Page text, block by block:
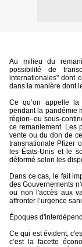
Au milieu du
possibilité de
internationales" dont
dans la manière dont
Ce qu’on appelle
pendant la pandémie
région–ou sous-
ce remaniement. Les
vente ou du don de
transnationale Pfizer
les États-Unis et le
déformé selon les
Dans ce cas, le fait
des Gouvernements
ou non l'accès aux
affronter l’urgence
Époques
Ce qui est évident,
c’est la facette